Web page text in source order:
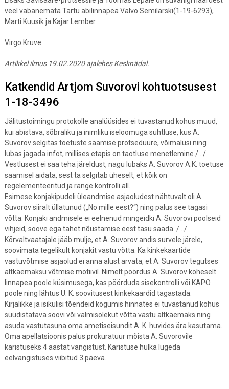
veel vabanemata Tartu abilinnapea Valvo Semilarski(1-19-6293),
Marti Kuusik ja Kajar Lember.
Virgo Kruve
Artikkel ilmus 19.02.2020 ajalehes Kesknädal.
Katkendid Artjom Suvorovi kohtuotsusest
1-18-3496
Jälitustoimingu protokolle analüüsides ei tuvastanud kohus muud,
kui abistava, sõbraliku ja inimliku iseloomuga suhtluse, kus A.
Suvorov selgitas toetuste saamise protseduure, võimalusi ning
lubas jagada infot, millises etapis on taotluse menetlemine./…/
Vestlusest ei saa teha järeldust, nagu lubaks A. Suvorov A.K. toetuse
saamisel aidata, sest ta selgitab üheselt, et kõik on
regelementeeritud ja range kontrolli all.
Esimese konjakipudeli üleandmise asjaoludest nähtuvalt oli A.
Suvorov siiralt üllatunud („No mille eest?“) ning palus see tagasi
võtta. Konjaki andmisele ei eelnenud mingeidki A. Suvorovi poolseid
vihjeid, soove ega tahet nõustamise eest tasu saada. /…/
Kõrvaltvaatajale jääb mulje, et A. Suvorov andis survele järele,
soovimata tegelikult konjakit vastu võtta. Ka kinkekaartide
vastuvõtmise asjaolud ei anna alust arvata, et A. Suvorov tegutses
altkäemaksu võtmise motiivil. Nimelt pöördus A. Suvorov koheselt
linnapea poole küsimusega, kas pöörduda sisekontrolli või KAPO
poole ning lähtus U. K. soovitusest kinkekaardid tagastada.
Kirjalikke ja isikulisi tõendeid kogumis hinnates ei tuvastanud kohus
süüdistatava soovi või valmisolekut võtta vastu altkäemaks ning
asuda vastutasuna oma ametiseisundit A. K. huvides ära kasutama.
Oma apellatsioonis palus prokuratuur mõista A. Suvorovile
karistuseks 4 aastat vangistust. Karistuse hulka lugeda
eelvangistuses viibitud 3 päeva.